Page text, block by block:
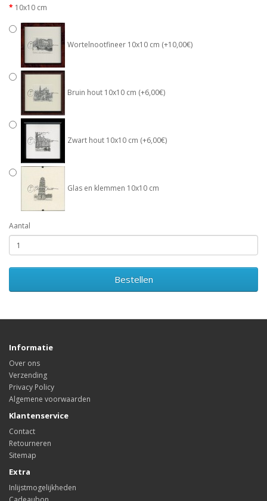
10x10 cm
Wortelnootfineer 10x10 cm (+10,00€)
Bruin hout 10x10 cm (+6,00€)
Zwart hout 10x10 cm (+6,00€)
Glas en klemmen 10x10 cm
Aantal
Bestellen
Informatie
Over ons
Verzending
Privacy Policy
Algemene voorwaarden
Klantenservice
Contact
Retourneren
Sitemap
Extra
Inlijstmogelijkheden